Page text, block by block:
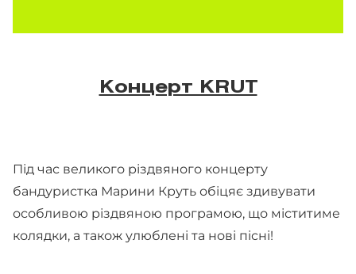
Концерт KRUT
Під час великого різдвяного концерту
бандуристка Марини Круть обіцяє здивувати
особливою різдвяною програмою, що міститиме
колядки, а також улюблені та нові пісні!